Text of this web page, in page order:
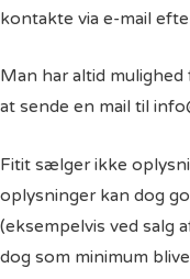
kontakte via e-mail
Man har altid
at sende en mail til
Fitit sælger ikke
oplysninger kan dog
(eksempelvis ved salg
dog som minimum